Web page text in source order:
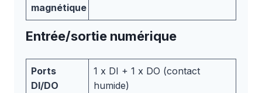
magnétique
Entrée/sortie numérique
Ports
DI/DO
1 x DI + 1 x DO (contact
humide)